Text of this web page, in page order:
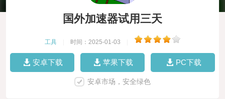
国外加速器试用三天
工具 时间：2025-01-03
安卓下载 苹果下载 PC下载
安卓市场，安全绿色